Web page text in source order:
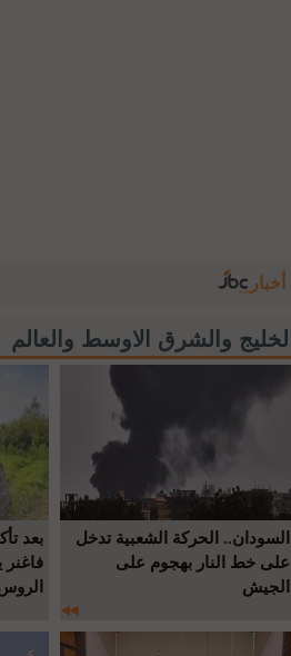
أخبار
الخليج والشرق الاوسط والعالم
السودان.. الحركة الشعبية تدخل
على خط النار بهجوم على
الجيش
بعد